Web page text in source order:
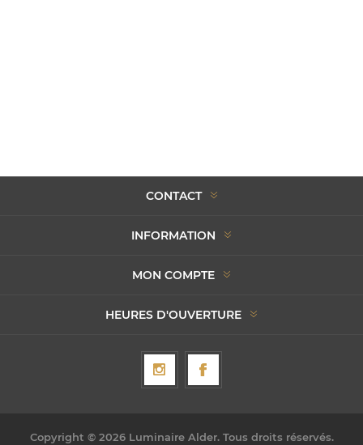
CONTACT
INFORMATION
MON COMPTE
HEURES D'OUVERTURE
Copyright © 2026 Luminaire Alder. Tous droits réservés.